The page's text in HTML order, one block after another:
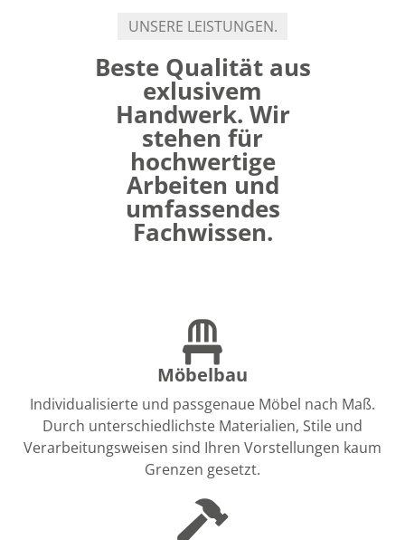
UNSERE LEISTUNGEN.
Beste Qualität aus
exlusivem
Handwerk. Wir
stehen für
hochwertige
Arbeiten und
umfassendes
Fachwissen.
Möbelbau
Individualisierte und passgenaue Möbel nach Maß.
Durch unterschiedlichste Materialien, Stile und
Verarbeitungsweisen sind Ihren Vorstellungen kaum
Grenzen gesetzt.